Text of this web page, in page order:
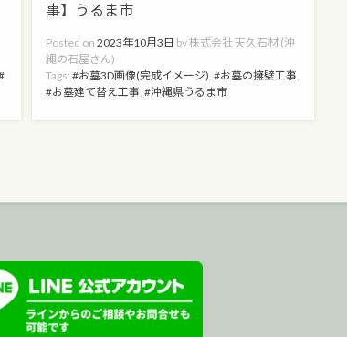
事】うるま市
Posted on2023年10月3日 by株式会社 天久石材 (沖
縄の石屋さん)
Tags:
お墓3D画像(完成イメージ), お墓の擁壁工事,
お墓建て替え工事, 沖縄県うるま市